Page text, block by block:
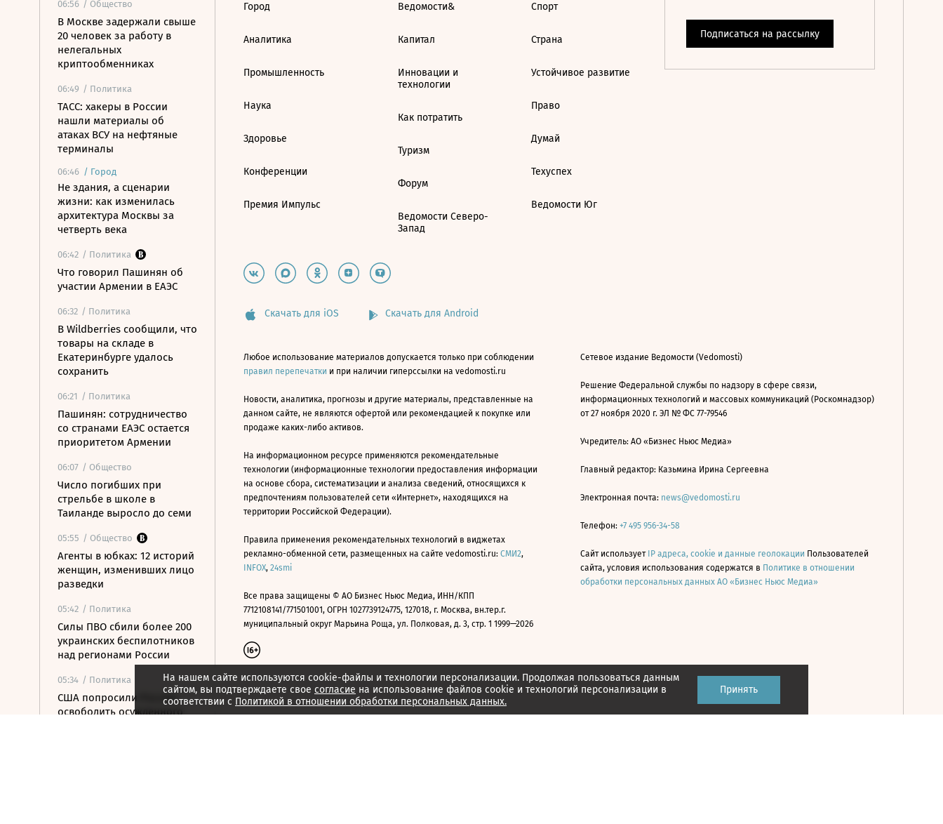
06:56 / Общество
В Москве задержали свыше
20 человек за работу в
нелегальных
криптообменниках
06:49 / Политика
ТАСС: хакеры в России
нашли материалы об
атаках ВСУ на нефтяные
терминалы
06:46 / Город
Не здания, а сценарии
жизни: как изменилась
архитектура Москвы за
четверть века
06:42 / Политика
Что говорил Пашинян об
участии Армении в ЕАЭС
06:32 / Политика
В Wildberries сообщили, что
товары на складе в
Екатеринбурге удалось
сохранить
06:21 / Политика
Пашинян: сотрудничество
со странами ЕАЭС остается
приоритетом Армении
06:07 / Общество
Число погибших при
стрельбе в школе в
Таиланде выросло до семи
05:55 / Общество
Агенты в юбках: 12 историй
женщин, изменивших лицо
разведки
05:42 / Политика
Силы ПВО сбили более 200
украинских беспилотников
над регионами России
05:34 / Политика
США попросили Россию
освободить осужденного
На нашем сайте используются cookie-файлы и технологии персонализации. Продолжая пользоваться данным
сайтом, вы подтверждаете свое согласие на использование файлов cookie и технологий персонализации в
соответствии с Политикой в отношении обработки персональных данных.
Принять
Город
Аналитика
Промышленность
Наука
Здоровье
Конференции
Премия Импульс
Ведомости&
Капитал
Инновации и
технологии
Как потратить
Туризм
Форум
Ведомости Северо-
Запад
Спорт
Страна
Устойчивое развитие
Право
Думай
Техуспех
Ведомости Юг
Скачать для iOS Скачать для Android
Любое использование материалов допускается только при соблюдении
правил перепечатки и при наличии гиперссылки на vedomosti.ru
Новости, аналитика, прогнозы и другие материалы, представленные на
данном сайте, не являются офертой или рекомендацией к покупке или
продаже каких-либо активов.
На информационном ресурсе применяются рекомендательные
технологии (информационные технологии предоставления информации
на основе сбора, систематизации и анализа сведений, относящихся к
предпочтениям пользователей сети «Интернет», находящихся на
территории Российской Федерации).
Правила применения рекомендательных технологий в виджетах
рекламно-обменной сети, размещенных на сайте vedomosti.ru: СМИ2,
INFOX, 24smi
Все права защищены © АО Бизнес Ньюс Медиа, ИНН/КПП
7712108141/771501001, ОГРН 1027739124775, 127018, г. Москва, вн.тер.г.
муниципальный округ Марьина Роща, ул. Полковая, д. 3, стр. 1 1999—2026
Сетевое издание Ведомости (Vedomosti)
Решение Федеральной службы по надзору в сфере связи,
информационных технологий и массовых коммуникаций (Роскомнадзор)
от 27 ноября 2020 г. ЭЛ № ФС 77-79546
Учредитель: АО «Бизнес Ньюс Медиа»
Главный редактор: Казьмина Ирина Сергеевна
Электронная почта: news@vedomosti.ru
Телефон: +7 495 956-34-58
Сайт использует IP адреса, cookie и данные геолокации Пользователей
сайта, условия использования содержатся в Политике в отношении
обработки персональных данных АО «Бизнес Ньюс Медиа»